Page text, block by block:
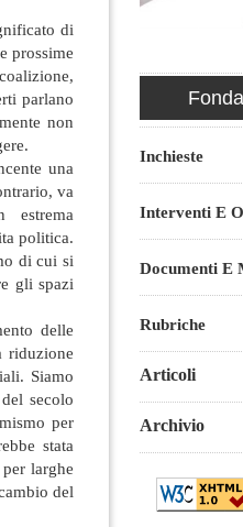
di
prossime
parlano
non
una
va
politica.
di cui si
gli spazi
delle
riduzione
Siamo
secolo
per
stata
larghe
del
Inchieste
Interventi E
Documenti E
Rubriche
Articoli
Archivio